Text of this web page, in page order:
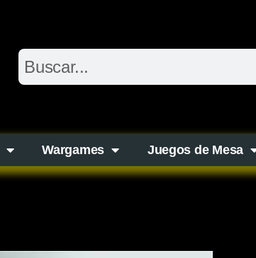
Wargames Juegos de Mesa